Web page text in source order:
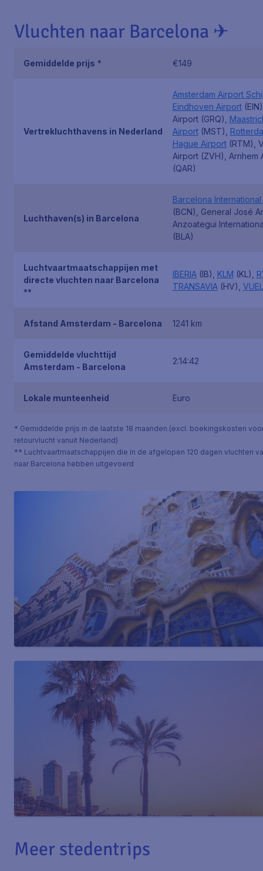
Vluchten naar Barcelona ✈
Gemiddelde prijs * €149
Vertrekluchthavens in Nederland
Amsterdam Airport
Eindhoven Airport
Airport (GRQ),
Airport(MST),
Hague Airport(RTM),
Airport (ZVH), Arnhem
(QAR)
Luchthaven(s) in Barcelona
Barcelona
(BCN), General José
Anzoategui
(BLA)
Luchtvaartmaatschappijen met
directe vluchten naar Barcelona
**
IBERIA(IB), KLM (KL),
TRANSAVIA(HV),
Afstand Amsterdam - Barcelona 1241 km
Gemiddelde vluchttijd
Amsterdam - Barcelona
2:14:42
Lokale munteenheid Euro
* Gemiddelde prijs in de laatste 18 maanden (excl. boekingskosten
retourvlucht vanuit Nederland)
** Luchtvaartmaatschappijen die in de afgelopen 120 dagen vluchten
naar Barcelona hebben uitgevoerd
Meer stedentrips